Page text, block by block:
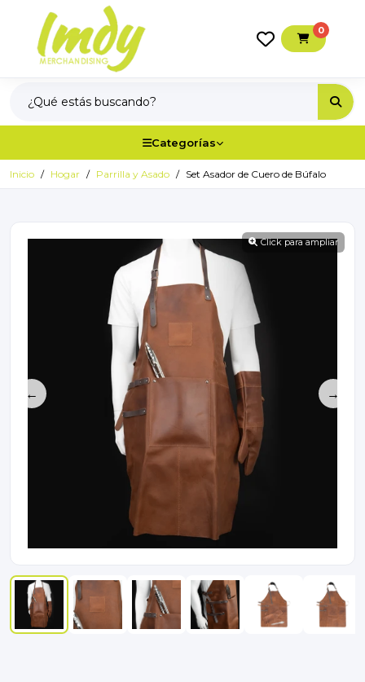
0
Categorías
Inicio Hogar Parrilla y Asado Set Asador de Cuero de Búfalo
Click para ampliar
← →